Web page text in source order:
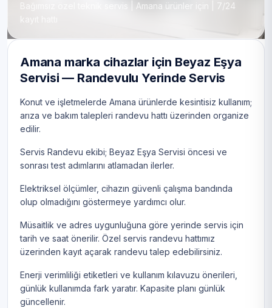
Bağımsız özel teknik servis | Amana ürünler için | 7/24
Amana marka cihazlar için Beyaz Eşya
Servisi — Randevulu Yerinde Servis
Konut ve işletmelerde Amana ürünlerde kesintisiz kullanım;
arıza ve bakım talepleri randevu hattı üzerinden organize
edilir.
Servis Randevu ekibi; Beyaz Eşya Servisi öncesi ve
sonrası test adımlarını atlamadan ilerler.
Elektriksel ölçümler, cihazın güvenli çalışma bandında
olup olmadığını göstermeye yardımcı olur.
Müsaitlik ve adres uygunluğuna göre yerinde servis için
tarih ve saat önerilir. Özel servis randevu hattımız
üzerinden kayıt açarak randevu talep edebilirsiniz.
Enerji verimliliği etiketleri ve kullanım kılavuzu önerileri,
günlük kullanımda fark yaratır. Kapasite planı günlük
güncellenir.